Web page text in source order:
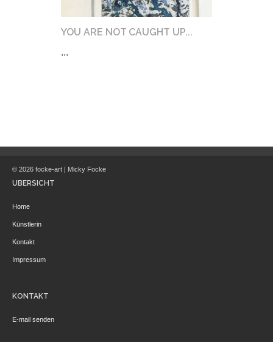
YOU ARE NOT CAUGHT UP...
...
© 2026 focke-art | Micky Focke
ÜBERSICHT
Home
Künstlerin
Kontakt
Impressum
KONTAKT
E-mail senden